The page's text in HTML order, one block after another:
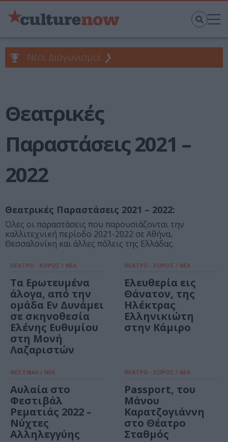
Νέοι Διαγωνισμοί ❯
Θεατρικές
Παραστάσεις 2021 –
2022
Θεατρικές Παραστάσεις 2021 – 2022:
Όλες οι παραστάσεις που παρουσιάζονται την
καλλιτεχνική περίοδο 2021-2022 σε Αθήνα,
Θεσσαλονίκη και άλλες πόλεις της Ελλάδας.
ΘΕΑΤΡΟ - ΧΟΡΟΣ / ΝΕΑ
Τα Ερωτευμένα
άλογα, από την
ομάδα Εν Δυνάμει
σε σκηνοθεσία
Ελένης Ευθυμίου
στη Μονή
Λαζαριστών
ΘΕΑΤΡΟ - ΧΟΡΟΣ / ΝΕΑ
Ελευθερία εις
Θάνατον, της
Ηλέκτρας
Ελληνικιώτη
στην Κάμιρο
ΦΕΣΤΙΒΑΛ / ΝΕΑ
Αυλαία στο
Φεστιβάλ
Ρεματιάς 2022 –
Νύχτες
Αλληλεγγύης
ΘΕΑΤΡΟ - ΧΟΡΟΣ / ΝΕΑ
Passport, του
Μάνου
Καρατζογιάννη
στο Θέατρο
Σταθμός